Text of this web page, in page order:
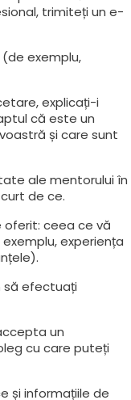
trimiteți un e-
exemplu,
explicați-i
că este un
și care sunt
ale mentorului în
de ce.
oferit: ceea ce vă
experiența
să efectuați
un
cu care puteți
și informațiile de